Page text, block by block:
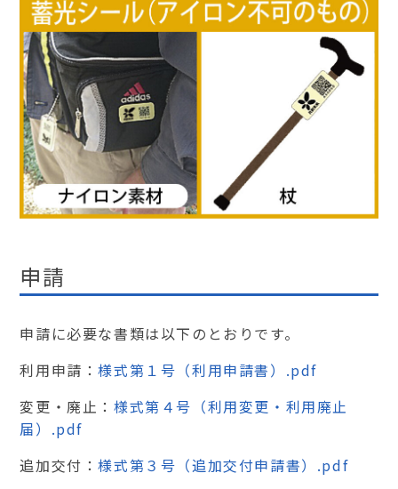
申請
申請に必要な書類は以下のとおりです。
利用申請：様式第１号（利用申請書）.pdf
変更・廃止： 様式第４号（利用変更・利用廃止
届）.pdf
追加交付：様式第３号（追加交付申請書）.pdf